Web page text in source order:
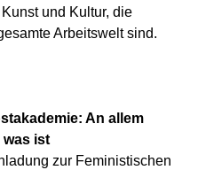
und Kultur, die
Arbeitswelt sind.
An allem
was ist
zur Feministischen